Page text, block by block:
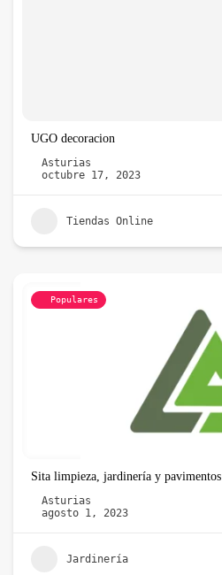
UGO decoracion
Asturias
octubre 17, 2023
Tiendas Online
Populares
Sita limpieza, jardinería y pavimentos
Asturias
agosto 1, 2023
Jardinería